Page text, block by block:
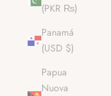
(PKR ₨)
Panamá
(USD $)
Papua
Nuova